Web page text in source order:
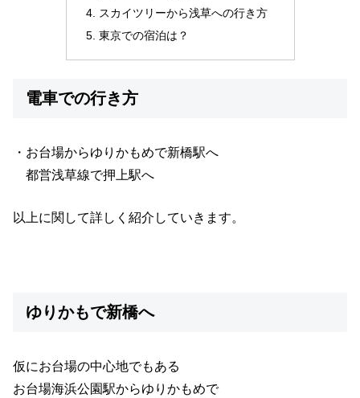
スカイツリーから浅草への行き方
東京での宿泊は？
電車での行き方
・お台場からゆりかもめで新橋駅へ
都営浅草線で押上駅へ
以上に関して詳しく紹介していきます。
ゆりかもで新橋へ
仮にお台場の中心地でもある
お台場海浜公園駅からゆりかもめで